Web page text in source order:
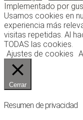
Implementado por
Usamos cookies en
experiencia más
visitas repetidas. Al
TODAS las cookies.
Ajustes de cookies
Cerrar
Resumen de privacidad